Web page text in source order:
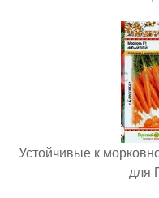
Устойчивые к
для